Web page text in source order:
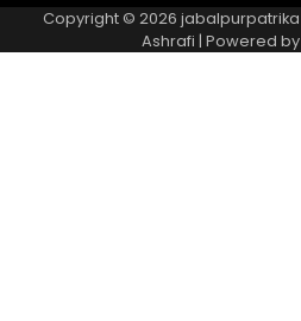
Copyright © 2026 jabalpurpatrika
Ashrafi | Powered by